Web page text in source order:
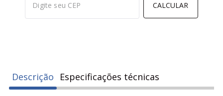
CALCULAR
Descrição Especificações técnicas